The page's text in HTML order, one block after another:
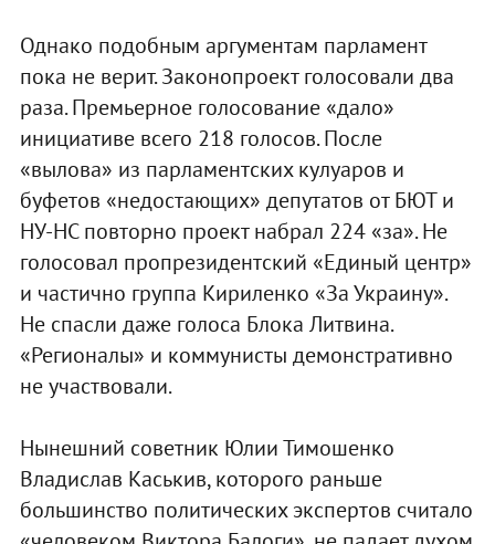
Однако подобным аргументам парламент
пока не верит. Законопроект голосовали два
раза. Премьерное голосование «дало»
инициативе всего 218 голосов. После
«вылова» из парламентских кулуаров и
буфетов «недостающих» депутатов от БЮТ и
НУ-НС повторно проект набрал 224 «за». Не
голосовал пропрезидентский «Единый центр»
и частично группа Кириленко «За Украину».
Не спасли даже голоса Блока Литвина.
«Регионалы» и коммунисты демонстративно
не участвовали.
Нынешний советник Юлии Тимошенко
Владислав Каськив, которого раньше
большинство политических экспертов считало